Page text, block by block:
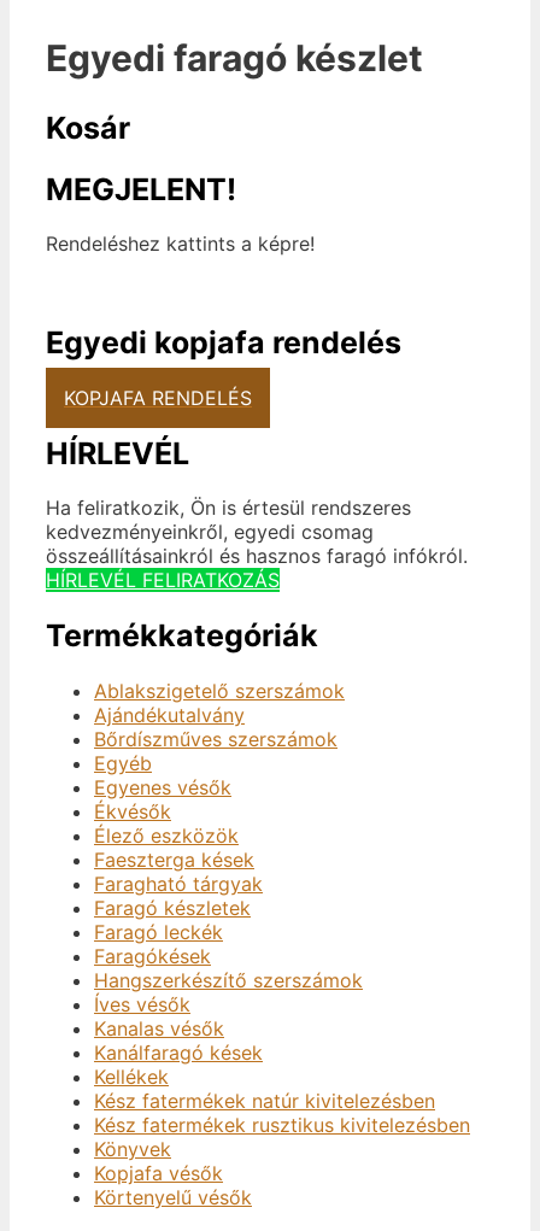
Egyedi faragó készlet
Kosár
MEGJELENT!
Rendeléshez kattints a képre!
Egyedi kopjafa rendelés
KOPJAFA RENDELÉS
HÍRLEVÉL
Ha feliratkozik, Ön is értesül rendszeres
kedvezményeinkről, egyedi csomag
összeállításainkról és hasznos faragó infókról.
HÍRLEVÉL FELIRATKOZÁS
Termékkategóriák
Ablakszigetelő szerszámok
Ajándékutalvány
Bőrdíszműves szerszámok
Egyéb
Egyenes vésők
Ékvésők
Élező eszközök
Faeszterga kések
Faragható tárgyak
Faragó készletek
Faragó leckék
Faragókések
Hangszerkészítő szerszámok
Íves vésők
Kanalas vésők
Kanálfaragó kések
Kellékek
Kész fatermékek natúr kivitelezésben
Kész fatermékek rusztikus kivitelezésben
Könyvek
Kopjafa vésők
Körtenyelű vésők